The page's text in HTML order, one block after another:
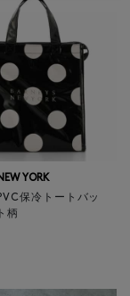
YORK
保冷トートバッ
柄